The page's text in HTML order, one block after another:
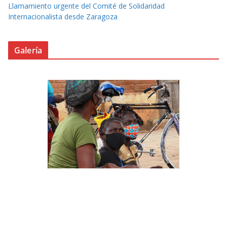
Llamamiento urgente del Comité de Solidaridad
Internacionalista desde Zaragoza
Galería